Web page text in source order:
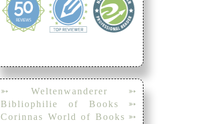
➳ Weltenwanderer
➳
Bibliophilie of Books
➳
Corinnas World of Books ➳